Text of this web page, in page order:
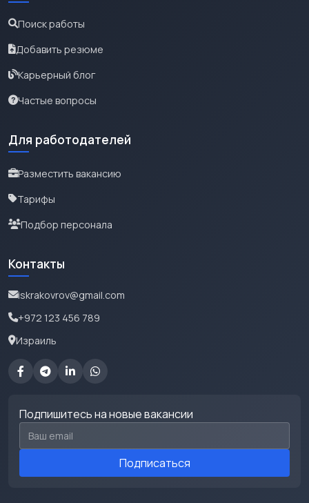
Поиск работы
Добавить резюме
Карьерный блог
Частые вопросы
Для работодателей
Разместить вакансию
Тарифы
Подбор персонала
Контакты
iskrakovrov@gmail.com
+972 123 456 789
Израиль
Подпишитесь на новые вакансии
Email для подписки
Подписаться